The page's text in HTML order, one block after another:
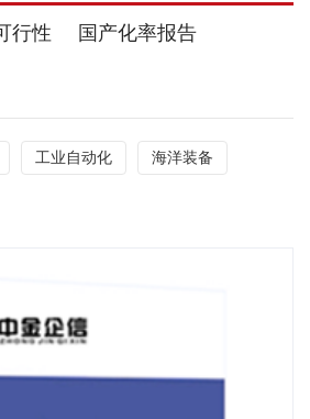
行性 国产化率报告
工业自动化 海洋装备